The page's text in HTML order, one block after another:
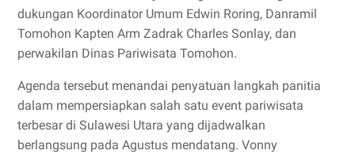
dukungan Koordinator Umum Edwin Roring, Danramil
Tomohon Kapten Arm Zadrak Charles Sonlay, dan
perwakilan Dinas Pariwisata Tomohon.
Agenda tersebut menandai penyatuan langkah panitia
dalam mempersiapkan salah satu event pariwisata
terbesar di Sulawesi Utara yang dijadwalkan
berlangsung pada Agustus mendatang. Vonny